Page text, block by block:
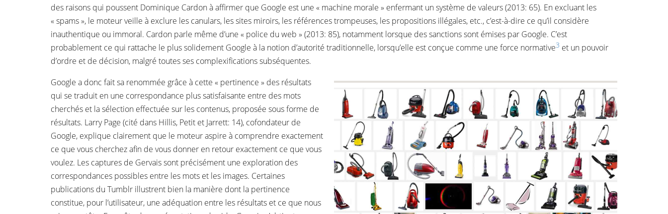
des raisons qui poussent Dominique Cardon à affirmer que Google est une « machine morale » enfermant un système de valeurs (2013: 65). En excluant les
« spams », le moteur veille à exclure les canulars, les sites miroirs, les références trompeuses, les propositions illégales, etc., c’est-à-dire ce qu’il considère
inauthentique ou immoral. Cardon parle même d’une « police du web » (2013: 85), notamment lorsque des sanctions sont émises par Google. C’est
probablement ce qui rattache le plus solidement Google à la notion d’autorité traditionnelle, lorsqu’elle est conçue comme une force normative3 et un pouvoir
d’ordre et de décision, malgré toutes ses complexifications subséquentes.
Google a donc fait sa renommée grâce à cette « pertinence » des résultats
qui se traduit en une correspondance plus satisfaisante entre des mots
cherchés et la sélection effectuée sur les contenus, proposée sous forme de
résultats. Larry Page (cité dans Hillis, Petit et Jarrett: 14), cofondateur de
Google, explique clairement que le moteur aspire à comprendre exactement
ce que vous cherchez afin de vous donner en retour exactement ce que vous
voulez. Les captures de Gervais sont précisément une exploration des
correspondances possibles entre les mots et les images. Certaines
publications du Tumblr illustrent bien la manière dont la pertinence
constitue, pour l’utilisateur, une adéquation entre les résultats et ce que nous